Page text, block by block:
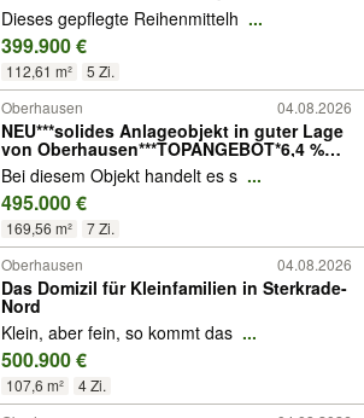
Dieses gepflegte Reihenmittelh ...
399.900 €
112,61 m² 5 Zi.
Oberhausen 04.08.2026
NEU***solides Anlageobjekt in guter Lage
von Oberhausen***TOPANGEBOT*6,4 %
Rendite
Bei diesem Objekt handelt es s ...
495.000 €
169,56 m² 7 Zi.
Oberhausen 04.08.2026
Das Domizil für Kleinfamilien in Sterkrade-
Nord
Klein, aber fein, so kommt das ...
500.900 €
107,6 m² 4 Zi.